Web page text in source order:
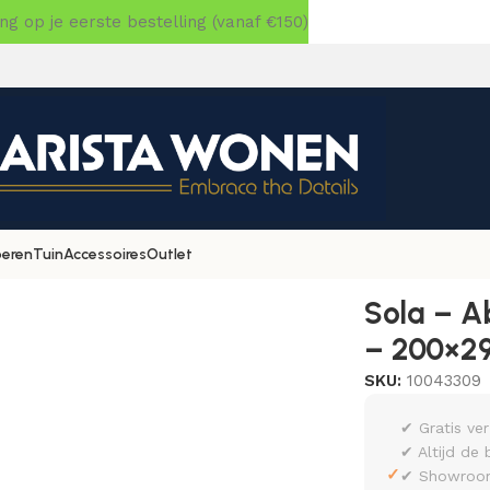
TuinAccessoiresOutlet
Sola –
–
SKU:10043309
✓
✔ Gratis
✔ Altijd de
✔
op je eerste bestelling (vanaf €150)